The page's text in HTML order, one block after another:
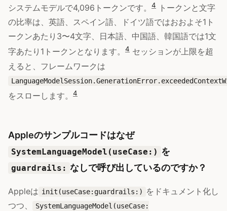
システムモデルで4,096トークンです。 4
トークンと文字
の比率は、英語、スペイン語、ドイツ語ではおおよそ1ト
ークンあたり3〜4文字、日本語、中国語、韓国語では1文
字あたり1トークンとなります。
4 セッションが上限を超
えると、フレームワークは
をスローします。 4
Appleのサンプルコードはなぜ
SystemLanguageModel(useCase:) を
guardrails: なしで呼び出しているのですか？
Appleは init(useCase:guardrails:)
をドキュメント化し
つつ、
SystemLanguageModel(useCase: